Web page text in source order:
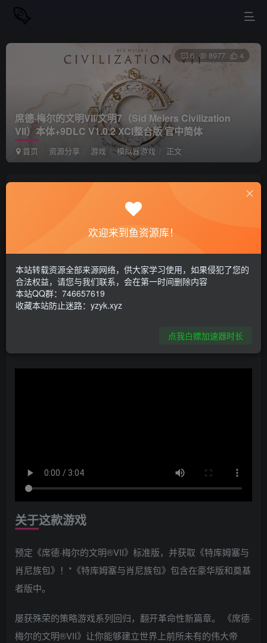
席德·梅尔的文明VII/文明7（Sid Meiers Civilization
VII）本体+9DLC V1.0.2 XCI整合版 官中简体
首页 资源分享 游戏 模拟器游戏 正文
6 8977 4
私信
Civilization VII）本体+9DLC V1.0.2 XCI整合版 官中简体
资源下载
夸克网盘
关于这款游戏
预定《席德·梅尔的文明®VII》标准版，并获取《特库姆塞与
肖尼族包》！*《特库姆塞与肖尼族包》包含在豪华版和奠基
者版中。
屡获殊荣的策略游戏系列回归，翻开革命性新篇章。 《席德·
梅尔的文明®VII》让你能够建立世界上前所未有的伟大帝
欢迎来到鱼资源库！
本站转载资源全部来源网络，供大家学习使用，如果侵犯了您的
合法权益，请您与我们联系，会在第一时间删除内容
本站QQ群：746657619
收藏本站防止迷路：yzyk.xyz
点我白嫖加速器时长